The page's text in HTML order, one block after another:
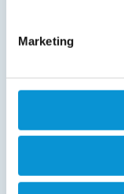
Marketing
Bearbeitung
entgegenstehen.
über die im
Ihnen ein
*